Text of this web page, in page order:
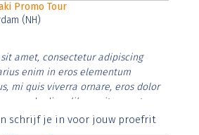
Promo Tour
(NH)
amet, consectetur adipiscing
enim in eros elementum
mi quis viverra ornare, eros dolor
diam libero vitae erat.
et justo cursus id rutrum lorem
schrijf je in voor jouw proefrit